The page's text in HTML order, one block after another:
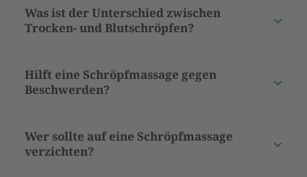
Was ist der Unterschied zwischen
Trocken- und Blutschröpfen?
Hilft eine Schröpfmassage gegen
Beschwerden?
Wer sollte auf eine Schröpfmassage
verzichten?